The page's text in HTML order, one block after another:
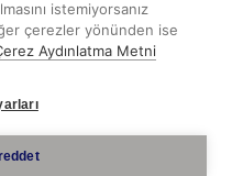
EDIN
istemiyorsanız
çerezler yönünden ise
Aydınlatma Metni